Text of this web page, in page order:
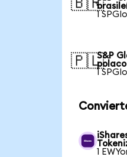
🇧🇷
1
🇵🇱S&P
polaco
1
1